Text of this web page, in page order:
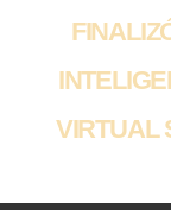
VIRTUAL